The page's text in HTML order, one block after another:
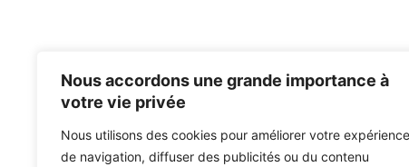
Nous accordons une grande importance à
votre vie privée
Nous utilisons des cookies pour améliorer votre expérience
de navigation, diffuser des publicités ou du contenu